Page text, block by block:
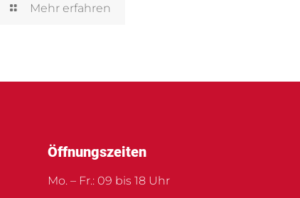
Mehr erfahren
Öffnungszeiten
Mo. – Fr.: 09 bis 18 Uhr